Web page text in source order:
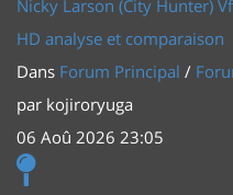
Nicky Larson (City Hunter)
HD analyse et comparaison
Dans Forum Principal /
par kojiroryuga
06 Aoû 2026 23:05